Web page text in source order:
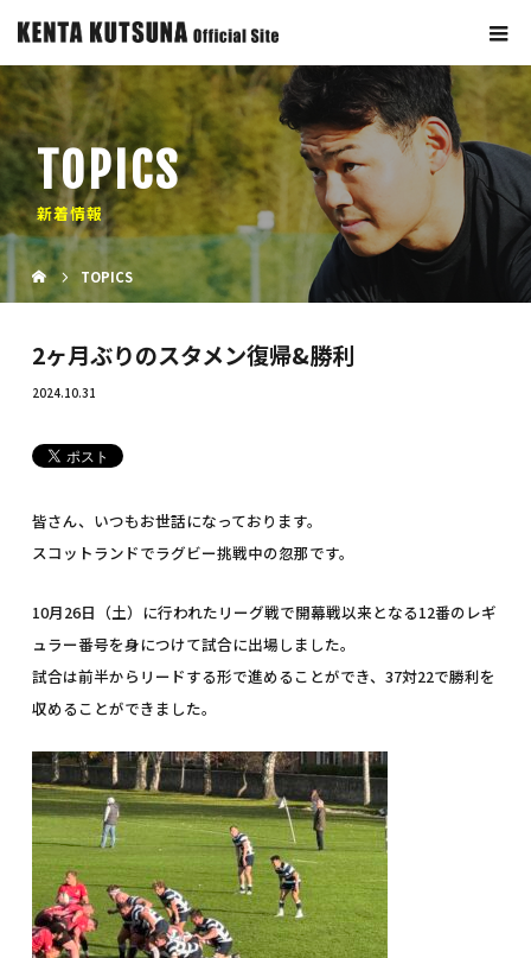
TOPICS
新着情報
TOPICS
2ヶ月ぶりのスタメン復帰&勝利
2024.10.31
皆さん、いつもお世話になっております。
スコットランドでラグビー挑戦中の忽那です。
10月26日（土）に行われたリーグ戦で開幕戦以来となる12番のレギ
ュラー番号を身につけて試合に出場しました。
試合は前半からリードする形で進めることができ、37対22で勝利を
収めることができました。